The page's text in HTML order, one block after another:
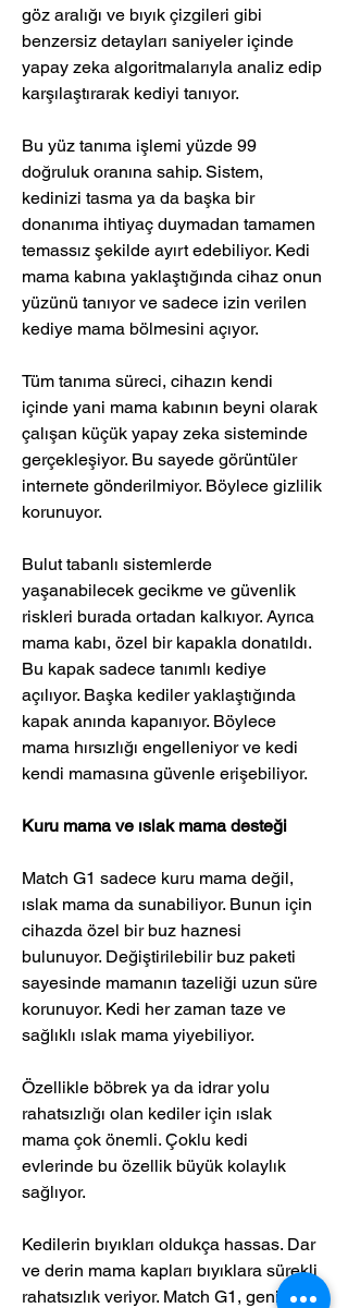
göz aralığı ve bıyık çizgileri gibi
benzersiz detayları saniyeler içinde
yapay zeka algoritmalarıyla analiz edip
karşılaştırarak kediyi tanıyor.
Bu yüz tanıma işlemi yüzde 99
doğruluk oranına sahip. Sistem,
kedinizi tasma ya da başka bir
donanıma ihtiyaç duymadan tamamen
temassız şekilde ayırt edebiliyor. Kedi
mama kabına yaklaştığında cihaz onun
yüzünü tanıyor ve sadece izin verilen
kediye mama bölmesini açıyor.
Tüm tanıma süreci, cihazın kendi
içinde yani mama kabının beyni olarak
çalışan küçük yapay zeka sisteminde
gerçekleşiyor. Bu sayede görüntüler
internete gönderilmiyor. Böylece gizlilik
korunuyor.
Bulut tabanlı sistemlerde
yaşanabilecek gecikme ve güvenlik
riskleri burada ortadan kalkıyor. Ayrıca
mama kabı, özel bir kapakla donatıldı.
Bu kapak sadece tanımlı kediye
açılıyor. Başka kediler yaklaştığında
kapak anında kapanıyor. Böylece
mama hırsızlığı engelleniyor ve kedi
kendi mamasına güvenle erişebiliyor.
Kuru mama ve ıslak mama desteği
Match G1 sadece kuru mama değil,
ıslak mama da sunabiliyor. Bunun için
cihazda özel bir buz haznesi
bulunuyor. Değiştirilebilir buz paketi
sayesinde mamanın tazeliği uzun süre
korunuyor. Kedi her zaman taze ve
sağlıklı ıslak mama yiyebiliyor.
Özellikle böbrek ya da idrar yolu
rahatsızlığı olan kediler için ıslak
mama çok önemli. Çoklu kedi
evlerinde bu özellik büyük kolaylık
sağlıyor.
Kedilerin bıyıkları oldukça hassas. Dar
ve derin mama kapları bıyıklara sürekli
rahatsızlık veriyor. Match G1, geniş ve